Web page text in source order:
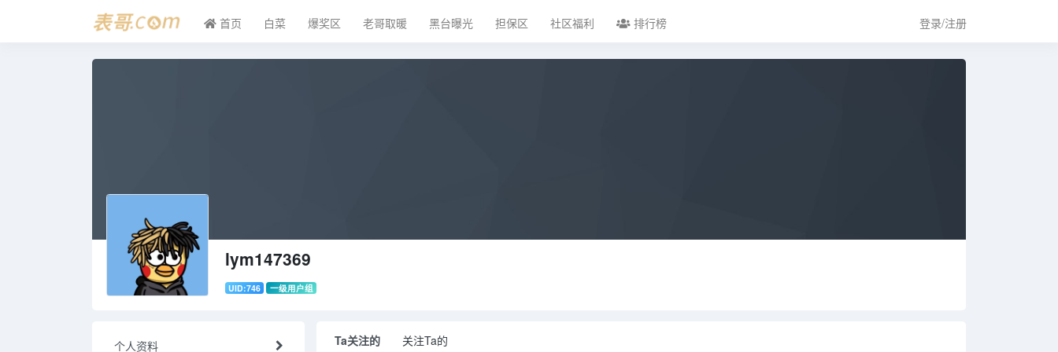
首页 白菜 爆奖区 老哥取暖 黑台曝光 担保区 社区福利 排行榜 登录/注册
lym147369
UID:746 一级用户组
个人资料 Ta关注的 关注Ta的